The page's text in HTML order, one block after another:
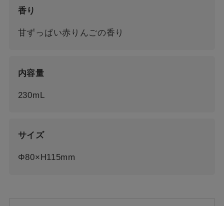
香り
甘ずっぱい赤りんごの香り
内容量
230mL
サイズ
Φ80×H115mm